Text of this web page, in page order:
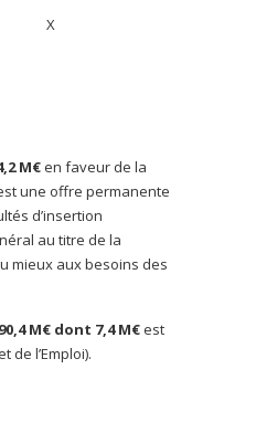
X
M€en faveur de la
une offre permanente
d’insertion
au titre de la
mieux aux besoins des
90,4 M€ dont 7,4 M€est
de l’Emploi).